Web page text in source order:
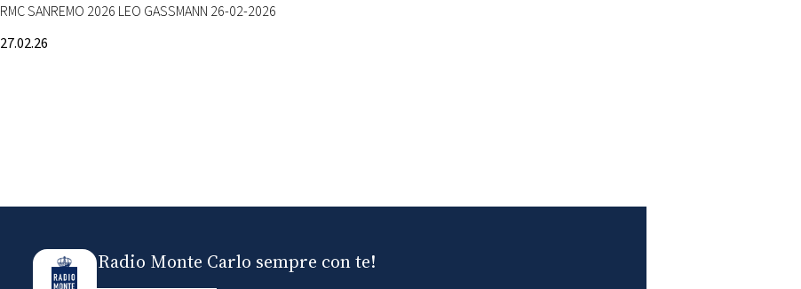
RMC SANREMO 2026 LEO GASSMANN 26-02-2026
27.02.26
Radio Monte Carlo sempre con te!